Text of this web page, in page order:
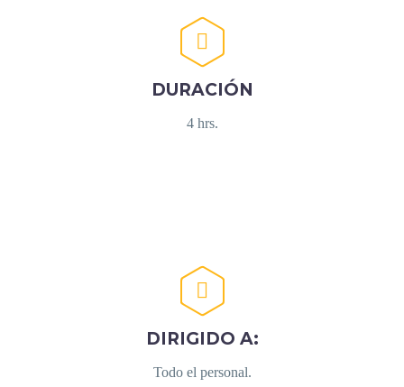


DURACIÓN
4 hrs.


DIRIGIDO A:
Todo el personal.